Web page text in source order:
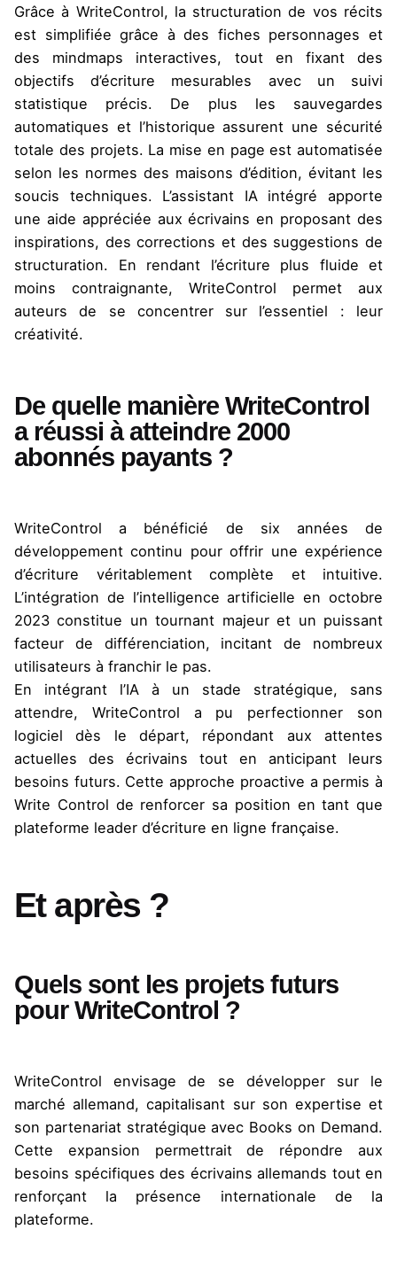
Grâce à WriteControl, la structuration de vos récits
est simplifiée grâce à des fiches personnages et
des mindmaps interactives, tout en fixant des
objectifs d’écriture mesurables avec un suivi
statistique précis. De plus les sauvegardes
automatiques et l’historique assurent une sécurité
totale des projets. La mise en page est automatisée
selon les normes des maisons d’édition, évitant les
soucis techniques. L’assistant IA intégré apporte
une aide appréciée aux écrivains en proposant des
inspirations, des corrections et des suggestions de
structuration. En rendant l’écriture plus fluide et
moins contraignante, WriteControl permet aux
auteurs de se concentrer sur l’essentiel : leur
créativité.
De quelle manière WriteControl
a réussi à atteindre 2000
abonnés payants ?
WriteControl a bénéficié de six années de
développement continu pour offrir une expérience
d’écriture véritablement complète et intuitive.
L’intégration de l’intelligence artificielle en octobre
2023 constitue un tournant majeur et un puissant
facteur de différenciation, incitant de nombreux
utilisateurs à franchir le pas.
En intégrant l’IA à un stade stratégique, sans
attendre, WriteControl a pu perfectionner son
logiciel dès le départ, répondant aux attentes
actuelles des écrivains tout en anticipant leurs
besoins futurs. Cette approche proactive a permis à
Write Control de renforcer sa position en tant que
plateforme leader d’écriture en ligne française.
Et après ?
Quels sont les projets futurs
pour WriteControl ?
WriteControl envisage de se développer sur le
marché allemand, capitalisant sur son expertise et
son partenariat stratégique avec Books on Demand.
Cette expansion permettrait de répondre aux
besoins spécifiques des écrivains allemands tout en
renforçant la présence internationale de la
plateforme.